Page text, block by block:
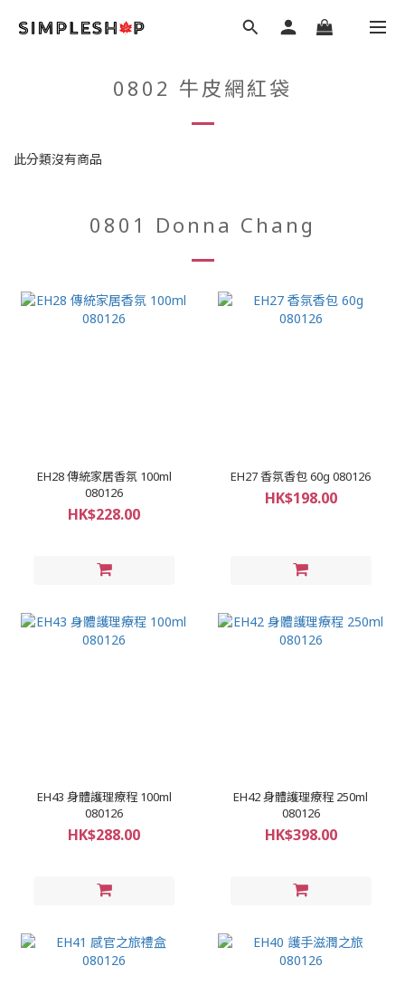
0802 牛皮網紅袋
此分類沒有商品
0801 Donna Chang
EH28 傳統家居香氛 100ml
080126
HK$228.00
EH27 香氛香包 60g 080126
HK$198.00
EH43 身體護理療程 100ml
080126
HK$288.00
EH42 身體護理療程 250ml
080126
HK$398.00